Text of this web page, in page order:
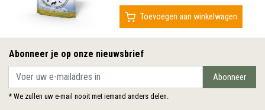
Toevoegen aan winkelwagen
Abonneer je op onze nieuwsbrief
Abonneer
* We zullen uw e-mail nooit met iemand anders delen.